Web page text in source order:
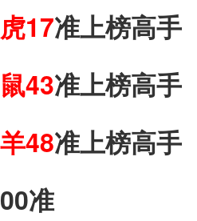
虎17准上榜高手
鼠43准上榜高手
羊48准上榜高手
准